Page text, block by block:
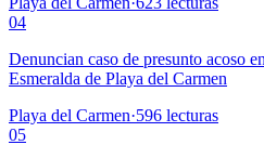
04
Denuncian caso de presunto acoso
Esmeralda de Playa del Carmen
Playa del Carmen·596 lecturas
05